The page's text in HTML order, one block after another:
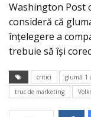
Washington Post
consideră că
înțelegere a
trebuie să își
critici glumă 1
truc de marketing